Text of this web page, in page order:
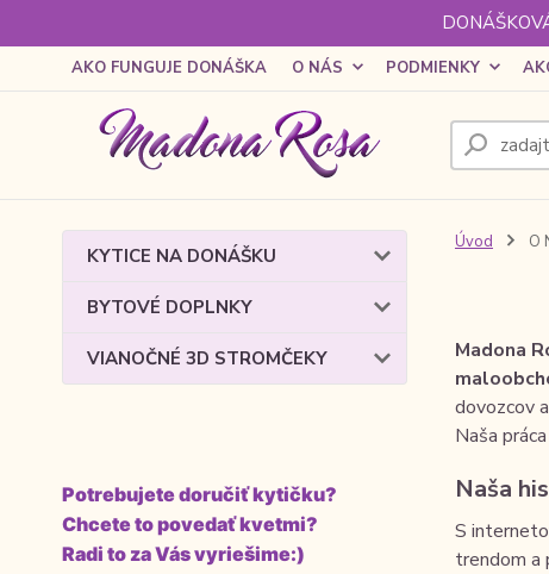
AKO FUNGUJE DONÁŠKA O NÁS PODMIENKY
KYTICE NA DONÁŠKU
BYTOVÉ DOPLNKY
VIANOČNÉ 3D STROMČEKY
Potrebujete doručiť kytičku?
Chcete to povedať kvetmi?
Radi to za Vás vyriešime:)
Úvod O
Madona
dovozcov
Naša
Naša
S
trendom a